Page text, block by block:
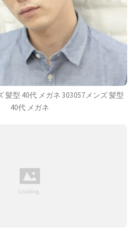
髪型 40代 メガネ 303057メンズ 髪型
40代 メガネ